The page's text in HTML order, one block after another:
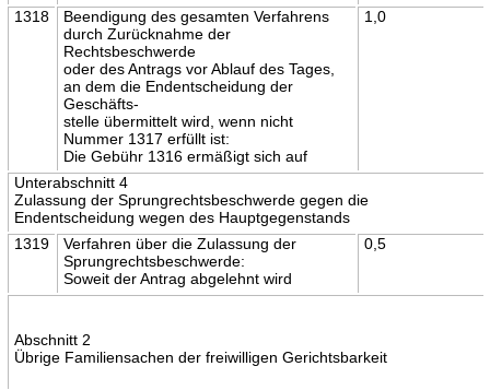
1318
Beendigung des gesamten Verfahrens
durch Zurücknahme der
Rechtsbeschwerde
oder des Antrags vor Ablauf des Tages,
an dem die Endentscheidung der
Geschäfts-
stelle übermittelt wird, wenn nicht
Nummer 1317 erfüllt ist:
Die Gebühr 1316 ermäßigt sich auf
1,0
Unterabschnitt 4
Zulassung der Sprungrechtsbeschwerde gegen die
Endentscheidung wegen des Hauptgegenstands
1319
Verfahren über die Zulassung der
Sprungrechtsbeschwerde:
Soweit der Antrag abgelehnt wird
0,5
Abschnitt 2
Übrige Familiensachen der freiwilligen Gerichtsbarkeit